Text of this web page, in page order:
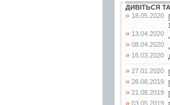
ДИВІТЬСЯ
» 18.05.2020
» 13.04.2020
» 08.04.2020
» 16.03.2020
» 27.01.2020
» 26.08.2019
» 21.08.2019
» 03.05.2019